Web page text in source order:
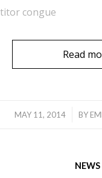
congue
Read
MAY 11, 2014
/ BY
NEWS